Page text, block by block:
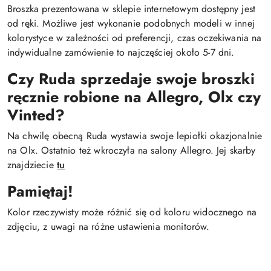
Broszka prezentowana w sklepie internetowym dostępny jest
od ręki. Możliwe jest wykonanie podobnych modeli w innej
kolorystyce w zależności od preferencji, czas oczekiwania na
indywidualne zamówienie to najczęściej około 5-7 dni.
Czy Ruda sprzedaje swoje broszki
ręcznie robione na Allegro, Olx czy
Vinted?
Na chwilę obecną Ruda wystawia swoje lepiołki okazjonalnie
na Olx. Ostatnio też wkroczyła na salony Allegro. Jej skarby
znajdziecie tu
Pamiętaj!
Kolor rzeczywisty może różnić się od koloru widocznego na
zdjęciu, z uwagi na różne ustawienia monitorów.